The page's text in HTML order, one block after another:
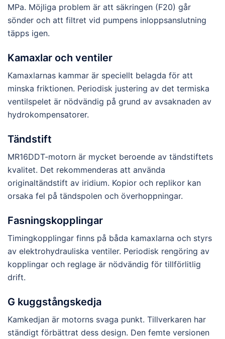
MPa. Möjliga problem är att säkringen (F20) går
sönder och att filtret vid pumpens inloppsanslutning
täpps igen.
Kamaxlar och ventiler
Kamaxlarnas kammar är speciellt belagda för att
minska friktionen. Periodisk justering av det termiska
ventilspelet är nödvändig på grund av avsaknaden av
hydrokompensatorer.
Tändstift
MR16DDT-motorn är mycket beroende av tändstiftets
kvalitet. Det rekommenderas att använda
originaltändstift av iridium. Kopior och replikor kan
orsaka fel på tändspolen och överhoppningar.
Fasningskopplingar
Timingkopplingar finns på båda kamaxlarna och styrs
av elektrohydrauliska ventiler. Periodisk rengöring av
kopplingar och reglage är nödvändig för tillförlitlig
drift.
G kuggstångskedja
Kamkedjan är motorns svaga punkt. Tillverkaren har
ständigt förbättrat dess design. Den femte versionen